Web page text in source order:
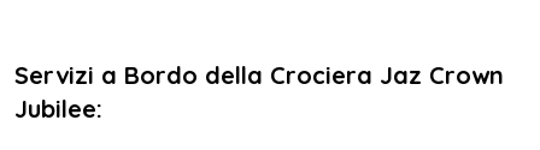
Servizi a Bordo della Crociera Jaz Crown
Jubilee: